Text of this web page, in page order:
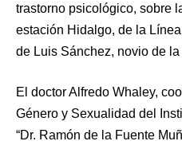
trastorno psicológico, sobre
estación Hidalgo, de la
de Luis Sánchez, novio de la
El doctor Alfredo Whaley,
Género y Sexualidad del
“Dr. Ramón de la Fuente